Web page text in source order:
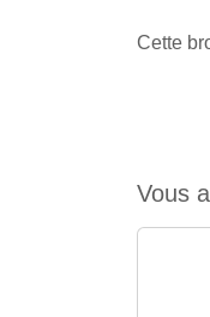
Cette
Vous